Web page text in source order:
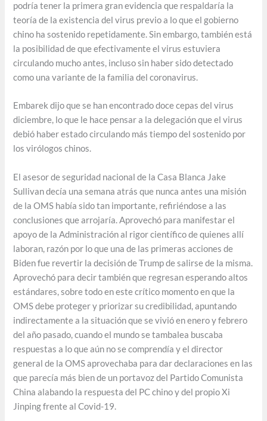
podría tener la primera gran evidencia que respaldaría la
teoría de la existencia del virus previo a lo que el gobierno
chino ha sostenido repetidamente. Sin embargo, también está
la posibilidad de que efectivamente el virus estuviera
circulando mucho antes, incluso sin haber sido detectado
como una variante de la familia del coronavirus.
Embarek dijo que se han encontrado doce cepas del virus
diciembre, lo que le hace pensar a la delegación que el virus
debió haber estado circulando más tiempo del sostenido por
los virólogos chinos.
El asesor de seguridad nacional de la Casa Blanca Jake
Sullivan decía una semana atrás que nunca antes una misión
de la OMS había sido tan importante, refiriéndose a las
conclusiones que arrojaría. Aprovechó para manifestar el
apoyo de la Administración al rigor científico de quienes allí
laboran, razón por lo que una de las primeras acciones de
Biden fue revertir la decisión de Trump de salirse de la misma.
Aprovechó para decir también que regresan esperando altos
estándares, sobre todo en este crítico momento en que la
OMS debe proteger y priorizar su credibilidad, apuntando
indirectamente a la situación que se vivió en enero y febrero
del año pasado, cuando el mundo se tambalea buscaba
respuestas a lo que aún no se comprendía y el director
general de la OMS aprovechaba para dar declaraciones en las
que parecía más bien de un portavoz del Partido Comunista
China alabando la respuesta del PC chino y del propio Xi
Jinping frente al Covid-19.